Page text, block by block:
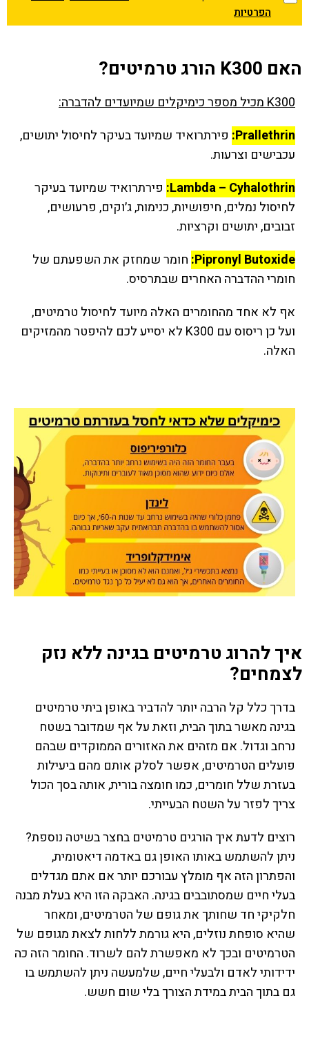
הפרטיות
האם K300 הורג טרמיטים?
K300 מכיל מספר כימיקלים שמיועדים להדברה:
Prallethrin: פירתרואיד שמיועד בעיקר לחיסול יתושים,
עכבישים וצרעות.
Lambda – Cyhalothrin: פירתרואיד שמיועד בעיקר
לחיסול נמלים, חיפושיות, כנימות, ג׳וקים, פרעושים,
זבובים, יתושים וקרציות.
Pipronyl Butoxide: חומר שמחזק את השפעתם של
חומרי ההדברה האחרים שבתרסיס.
אף לא אחד מהחומרים האלה מיועד לחיסול טרמיטים,
ועל כן ריסוס עם K300 לא יסייע לכם להיפטר מהמזיקים
האלה.
איך להרוג טרמיטים בגינה ללא נזק
לצמחים?
בדרך כלל קל הרבה יותר להדביר באופן ביתי טרמיטים
בגינה מאשר בתוך הבית, וזאת על אף שמדובר בשטח
נרחב וגדול. אם מזהים את האזורים הממוקדים שבהם
פועלים הטרמיטים, אפשר לסלק אותם מהם ביעילות
בעזרת שלל חומרים, כמו חומצה בורית, אותה בסך הכול
צריך לפזר על השטח הבעייתי.
רוצים לדעת איך הורגים טרמיטים בחצר בשיטה נוספת?
ניתן להשתמש באותו האופן גם באדמה דיאטומית,
והפתרון הזה אף מומלץ עבורכם יותר אם אתם מגדלים
בעלי חיים שמסתובבים בגינה. האבקה הזו היא בעלת מבנה
חלקיקי חד שחותך את גופם של הטרמיטים, ומאחר
שהיא סופחת נוזלים, היא גורמת ללחות לצאת מגופם של
הטרמיטים ובכך לא מאפשרת להם לשרוד. החומר הזה כה
ידידותי לאדם ולבעלי חיים, שלמעשה ניתן להשתמש בו
גם בתוך הבית במידת הצורך בלי שום חשש.